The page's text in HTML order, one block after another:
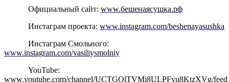
Официальный сайт: www.бешенаясушка.рф
Инстаграм проекта: www.instagram.com/beshenayasushka
Инстаграм Смольного:
www.instagram.com/vasiliysmolniy
YouTube:
www.youtube.com/channel/UCTGOlTVMi8ULPFyu8KtzXVg/feed